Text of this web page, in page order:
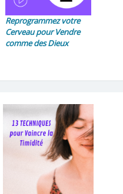
Reprogrammez votre
Cerveau pour Vendre
comme des Dieux